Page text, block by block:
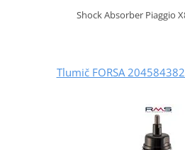
Shock Absorber Piaggio
Tlumič FORSA